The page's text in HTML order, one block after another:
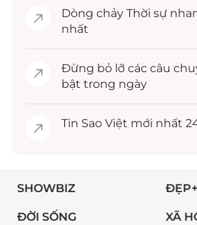
Dòng chảy Thời sự
nhất
Đừng bỏ lỡ các câu
bật trong ngày
Tin Sao Việt mới nhất
SHOWBIZ ĐẸP+
ĐỜI SỐNG XÃ